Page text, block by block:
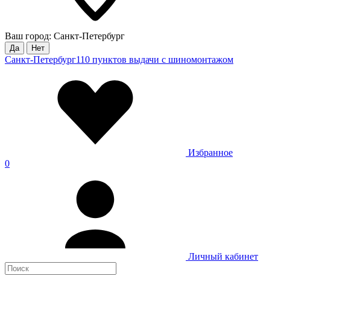
Ваш город: Санкт-Петербург
Да Нет
Санкт-Петербург110 пунктов выдачи с шиномонтажом
Избранное
0
Личный кабинет